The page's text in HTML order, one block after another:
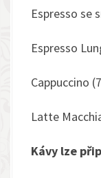
Espresso se
Espresso
Cappuccino
Latte
Kávy lze